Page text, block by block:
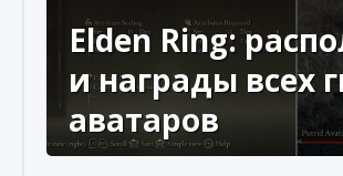
10 августа 2024 2 685
Elden Ring:
и награды всех
аватаров